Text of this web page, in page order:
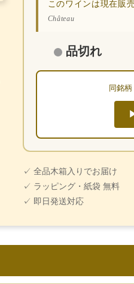
このワインは現在販
Château
品切れ
同銘
✓ 全品木箱入りでお届け
✓ ラッピング・紙袋 無料
✓ 即日発送対応